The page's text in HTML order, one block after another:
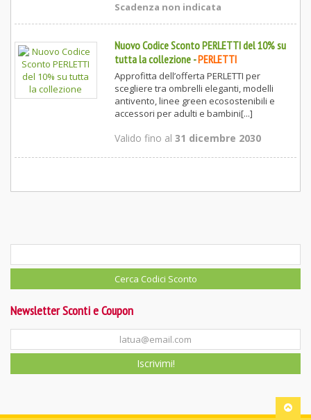
Scadenza non indicata
Nuovo Codice Sconto PERLETTI del 10% su
tutta la collezione-PERLETTI
Approfitta dell’offerta PERLETTI per
scegliere tra ombrelli eleganti, modelli
antivento, linee green ecosostenibili e
accessori per adulti e bambini[...]
Valido fino al 31 dicembre 2030
Newsletter Sconti e Coupon
Iscrivimi!